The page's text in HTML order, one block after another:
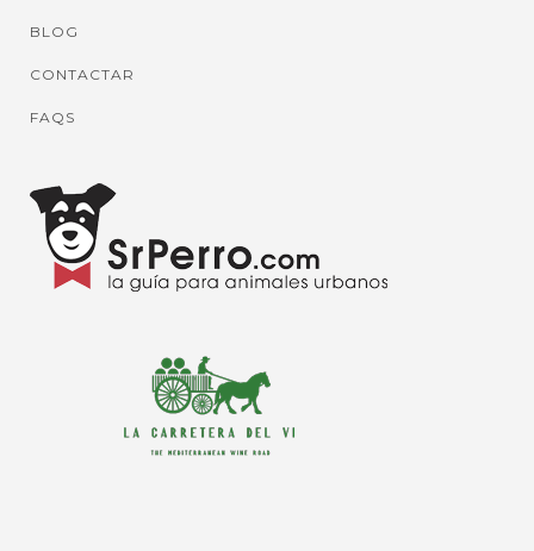
BLOG
CONTACTAR
FAQS